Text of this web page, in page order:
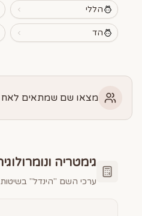
הללי
הד
מצאו שם שמתאים לאח
גימטריה
ערכי השם "הינדל"